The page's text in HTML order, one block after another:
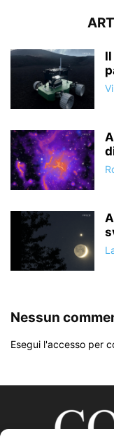
Nessun
Esegui l'accesso per